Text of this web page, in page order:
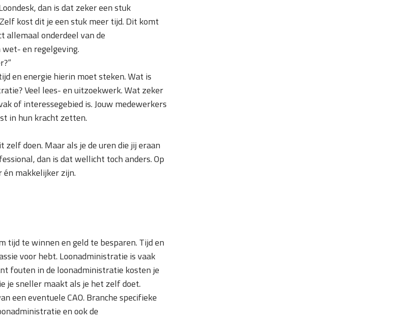
dan is dat zeker een stuk
kost dit je een stuk meer tijd. Dit komt
allemaal onderdeel van de
en regelgeving.
en energie hierin moet steken. Wat is
Veel lees- en uitzoekwerk. Wat zeker
of interessegebied is. Jouw medewerkers
in hun kracht zetten.
doen. Maar als je de uren die jij eraan
dan is dat wellicht toch anders. Op
makkelijker zijn.
tijd te winnen en geld te besparen. Tijd en
voor hebt. Loonadministratie is vaak
fouten in de loonadministratie kosten je
je sneller maakt als je het zelf doet.
een eventuele CAO. Branche specifieke
en ook de